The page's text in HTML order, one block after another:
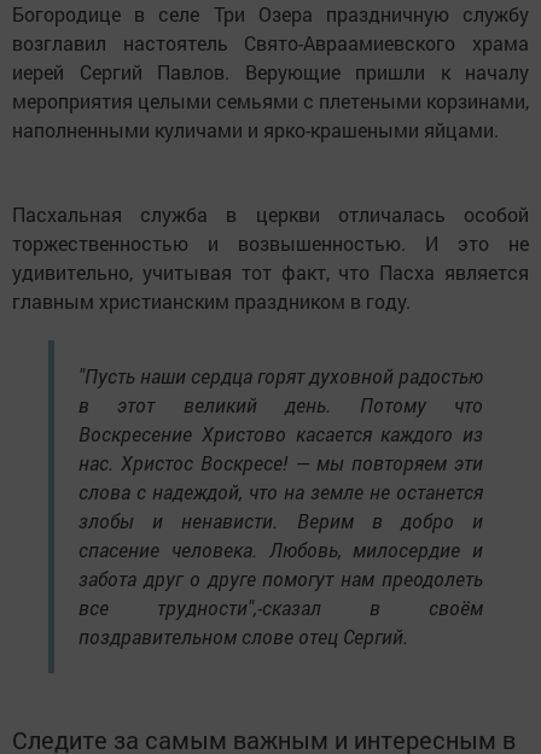
Богородице в селе Три Озера праздничную службу
возглавил настоятель Свято-Авраамиевского храма
иерей Сергий Павлов. Верующие пришли к началу
мероприятия целыми семьями с плетеными корзинами,
наполненными куличами и ярко-крашеными яйцами.
Пасхальная служба в церкви отличалась особой
торжественностью и возвышенностью. И это не
удивительно, учитывая тот факт, что Пасха является
главным христианским праздником в году.
"Пусть наши сердца горят духовной радостью
в этот великий день. Потому что
Воскресение Христово касается каждого из
нас. Христос Воскресе! — мы повторяем эти
слова с надеждой, что на земле не останется
злобы и ненависти. Верим в добро и
спасение человека. Любовь, милосердие и
забота друг о друге помогут нам преодолеть
все трудности",-сказал в своём
поздравительном слове отец Сергий.
Следите за самым важным и интересным в